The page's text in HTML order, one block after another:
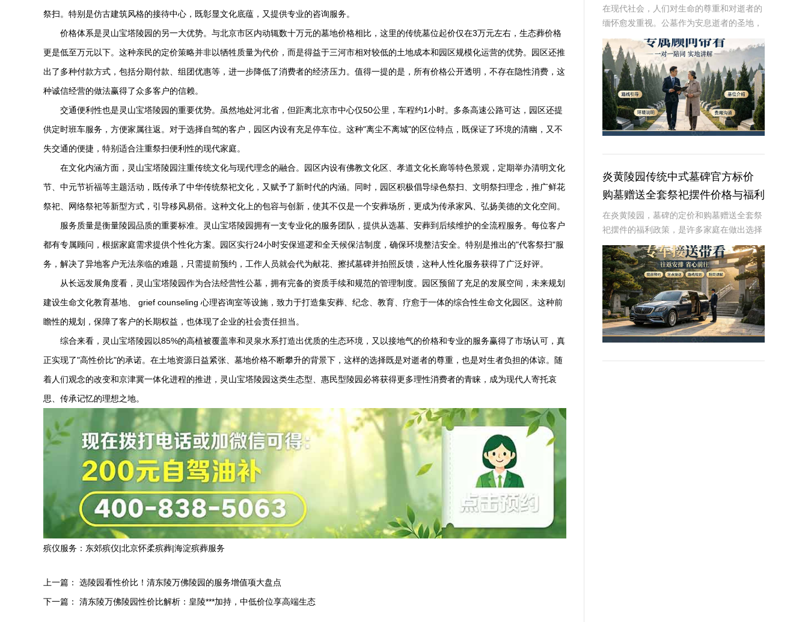
祭扫。特别是仿古建筑风格的接待中心，既彰显文化底蕴，又提供专业的咨询服务。
价格体系是灵山宝塔陵园的另一大优势。与北京市区内动辄数十万元的墓地价格相比，这里的传统墓位起价仅在3万元左右，生态葬价格
更是低至万元以下。这种亲民的定价策略并非以牺牲质量为代价，而是得益于三河市相对较低的土地成本和园区规模化运营的优势。园区还推
出了多种付款方式，包括分期付款、组团优惠等，进一步降低了消费者的经济压力。值得一提的是，所有价格公开透明，不存在隐性消费，这
种诚信经营的做法赢得了众多客户的信赖。
交通便利性也是灵山宝塔陵园的重要优势。虽然地处河北省，但距离北京市中心仅50公里，车程约1小时。多条高速公路可达，园区还提
供定时班车服务，方便家属往返。对于选择自驾的客户，园区内设有充足停车位。这种"离尘不离城"的区位特点，既保证了环境的清幽，又不
失交通的便捷，特别适合注重祭扫便利性的现代家庭。
在文化内涵方面， 灵山宝塔陵园注重传统文化与现代理念的融合。园区内设有佛教文化区、孝道文化长廊等特色景观，定期举办清明文化
节、中元节祈福等主题活动，既传承了中华传统祭祀文化，又赋予了新时代的内涵。同时，园区积极倡导绿色祭扫、文明祭扫理念，推广鲜花
祭祀、网络祭祀等新型方式，引导移风易俗。这种文化上的包容与创新，使其不仅是一个安葬场所，更成为传承家风、弘扬美德的文化空间。
服务质量是衡量陵园品质的重要标准。
灵山宝塔陵园拥有一支专业化的服务团队，提供从选墓、安葬到后续维护的全流程服务。每位客户
都有专属顾问，根据家庭需求提供个性化方案。园区实行24小时安保巡逻和全天候保洁制度，确保环境整洁安全。特别是推出的"代客祭扫"服
务，解决了异地客户无法亲临的难题，只需提前预约，工作人员就会代为献花、擦拭墓碑并拍照反馈，这种人性化服务获得了广泛好评。
从长远发展角度看， 灵山宝塔陵园作为合法经营性公墓，拥有完备的资质手续和规范的管理制度。园区预留了充足的发展空间，未来规划
建设生命文化教育基地、 grief counseling 心理咨询室等设施，致力于打造集安葬、纪念、教育、疗愈于一体的综合性生命文化园区。这种前
瞻性的规划，保障了客户的长期权益，也体现了企业的社会责任担当。
综合来看， 灵山宝塔陵园 以85%的高植被覆盖率和灵泉水系打造出优质的生态环境，又以接地气的价格和专业的服务赢得了市场认可，真
正实现了"高性价比"的承诺。在土地资源日益紧张、墓地价格不断攀升的背景下，这样的选择既是对逝者的尊重，也是对生者负担的体谅。随
着人们观念的改变和京津冀一体化进程的推进， 灵山宝塔陵园这类生态型、惠民型陵园必将获得更多理性消费者的青睐，成为现代人寄托哀
思、传承记忆的理想之地。‌
殡仪服务： 东郊殡仪|北京怀柔殡葬|海淀殡葬服务
上一篇： 选陵园看性价比！清东陵万佛陵园的服务增值项大盘点
下一篇： 清东陵万佛陵园性价比解析：皇陵***加持，中低价位享高端生态
在现代社会，人们对生命的尊重和对逝者的
缅怀愈发重视。公墓作为安息逝者的圣地，
其墓碑的选择不仅是对逝者的纪念，也是生
者情感的寄托。万桐园公墓作为一家知名的
大型公墓，一直致力于提供高品质、个性化
的墓碑服务
炎黄陵园传统中式墓碑官方标价
购墓赠送全套祭祀摆件价格与福利
深度解析
在炎黄陵园，墓碑的定价和购墓赠送全套祭
祀摆件的福利政策，是许多家庭在做出选择
时的重要考虑因素。本文将从专业角度深入
解析这些内容，为读者提供有价值、信息丰
富的信息。☎ 炎黄陵园电话:400-838-50